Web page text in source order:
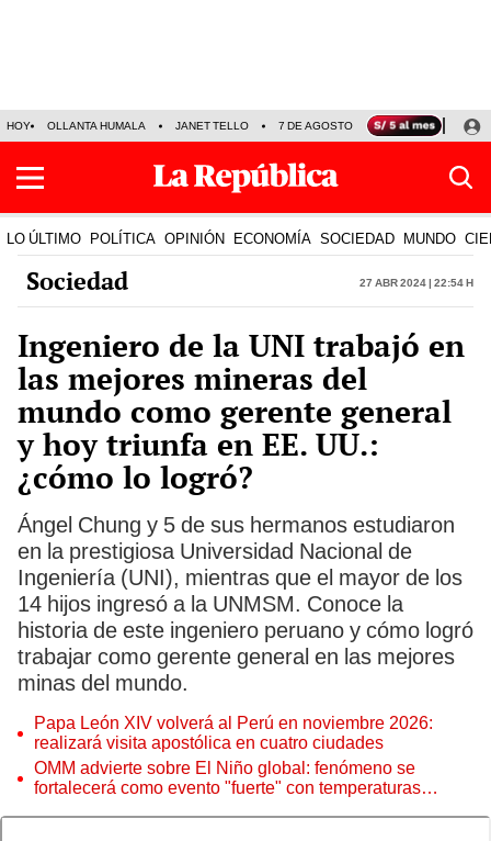
HOY OLLANTA HUMALA JANET TELLO 7 DE AGOSTO TINKA RESULTADOS
LO ÚLTIMO POLÍTICA OPINIÓN ECONOMÍA SOCIEDAD MUNDO
Sociedad 27 Abr 2024 | 22:54 h
Ingeniero de la UNI trabajó en
las mejores mineras del
mundo como gerente general
y hoy triunfa en EE. UU.:
¿cómo lo logró?
Ángel Chung y 5 de sus hermanos estudiaron
en la prestigiosa Universidad Nacional de
Ingeniería (UNI), mientras que el mayor de los
14 hijos ingresó a la UNMSM. Conoce la
historia de este ingeniero peruano y cómo logró
trabajar como gerente general en las mejores
minas del mundo.
Papa León XIV volverá al Perú en noviembre 2026:
realizará visita apostólica en cuatro ciudades
OMM advierte sobre El Niño global: fenómeno se
fortalecerá como evento "fuerte" con temperaturas